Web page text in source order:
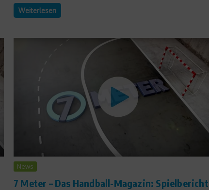
Weiterlesen
News
7 Meter – Das Handball-Magazin: